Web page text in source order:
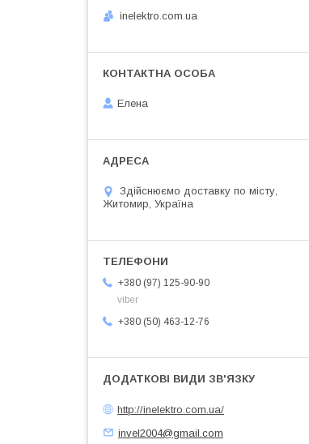
inelektro.com.ua
Елена
Здійснюємо доставку по місту,
Житомир, Україна
+380 (97) 125-90-90
viber
+380 (50) 463-12-76
http://inelektro.com.ua/
invel2004@gmail.com